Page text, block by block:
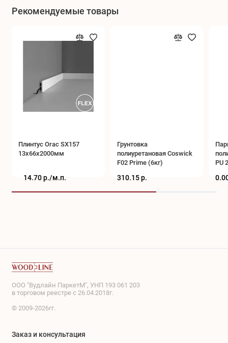
Рекомендуемые товары
Плинтус Orac SX157
13x66x2000мм
14.70 р./м.п.
Грунтовка
полиуретановая Coswick
F02 Prime (6кг)
310.15 р.
PU
ООО "Вудлайн ПаркетМ", УНП 193 061 203
в торговом реестре с 26.04.2018г.
© 2009-2026гг.
Заказ и консультация